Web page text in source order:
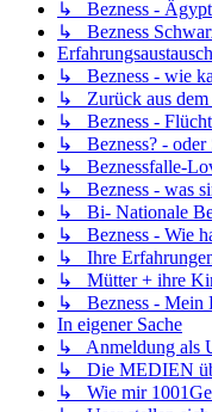
↳ Bezness -
↳ Bezness
↳ Bezness - wie
↳ Zurück aus dem
↳ Bezness -
↳ Bezness? - oder
↳ Beznessfalle-
↳ Bezness - was
↳ Bi- Nationale
↳ Bezness - Wie
↳ Ihre
↳ Mütter + ihre
↳ Bezness - Mein
In eigener Sache
↳ Anmeldung als
↳ Die MEDIEN
↳ Wie mir